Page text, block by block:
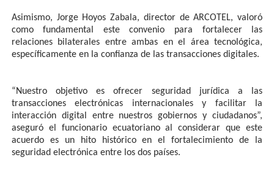
Asimismo, Jorge Hoyos Zabala, director de ARCOTEL, valoró
como fundamental este convenio para fortalecer las
relaciones bilaterales entre ambas en el área tecnológica,
específicamente en la confianza de las transacciones digitales.
“Nuestro objetivo es ofrecer seguridad jurídica a las
transacciones electrónicas internacionales y facilitar la
interacción digital entre nuestros gobiernos y ciudadanos”,
aseguró el funcionario ecuatoriano al considerar que este
acuerdo es un hito histórico en el fortalecimiento de la
seguridad electrónica entre los dos países.